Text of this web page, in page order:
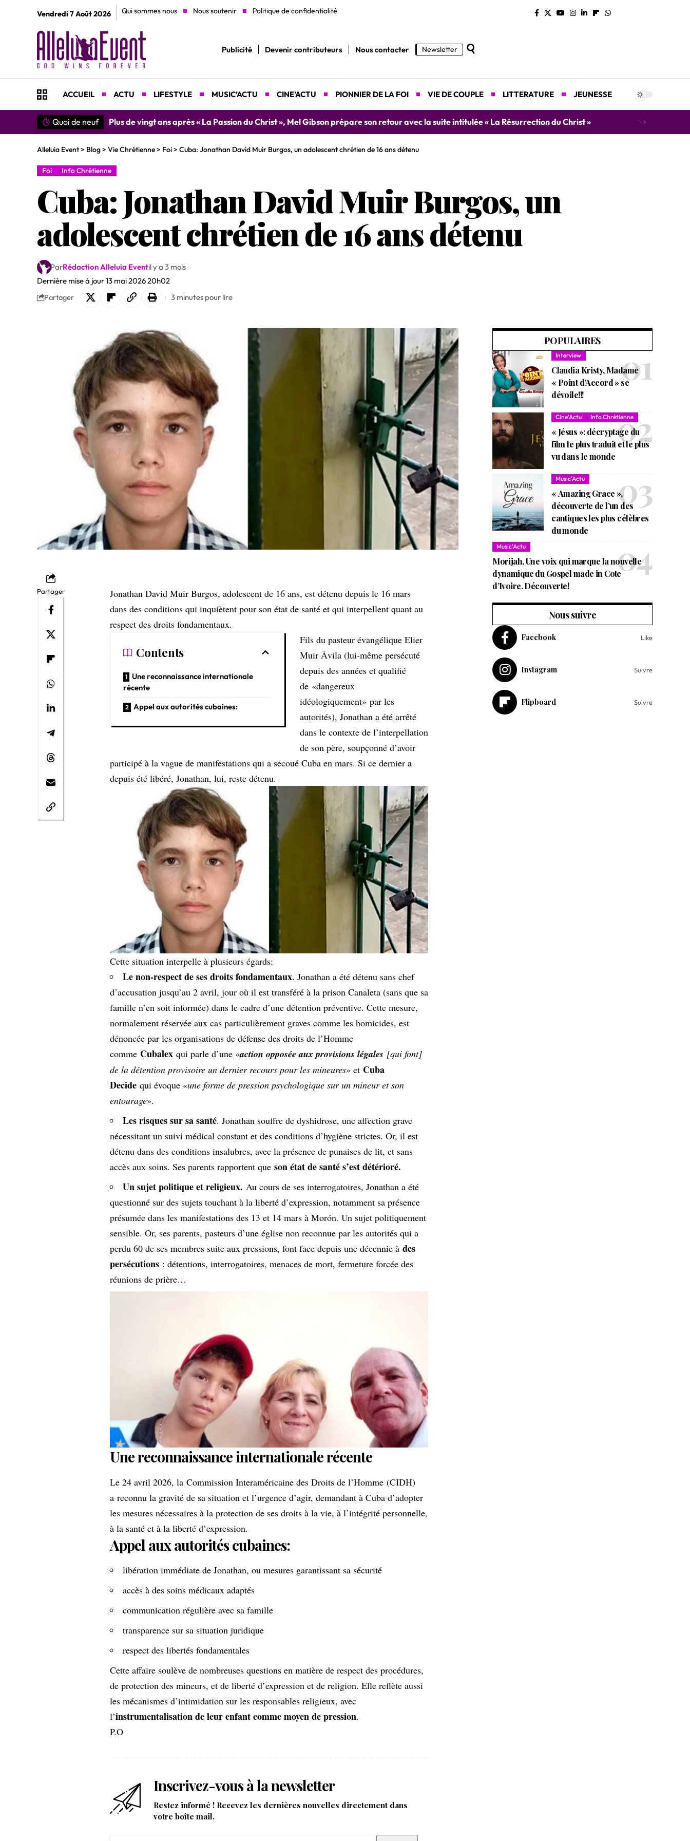
Vendredi 7 Août 2026 Qui sommes nous Nous soutenir Politique de confidentialité
Publicité Devenir contributeurs Nous contacter Newsletter
ACCUEIL ACTU LIFESTYLE MUSIC’ACTU CINE’ACTU PIONNIER DE LA FOI VIE DE COUPLE LITTERATURE JEUNESSE
Quoi de neuf »SIMPLEMENT MERCI » : Chantre Lyah donne rendez-vous le 9 août prochain à Abidjan pour un concert caritatif au profit des orphelins
Alleluia Event> Blog> Vie Chrétienne> Foi> Cuba: Jonathan David Muir Burgos, un adolescent chrétien de 16 ans détenu
Foi Info Chrétienne
Cuba: Jonathan David Muir Burgos, un
adolescent chrétien de 16 ans détenu
Dernière mise à jour 13 mai 2026 20h02
ParRédaction Alleluia Eventil y a 3 mois
Partager 3 minutes pour lire
Partager
Jonathan David Muir Burgos, adolescent de 16 ans, est détenu depuis le 16 mars
dans des conditions qui inquiètent pour son état de santé et qui interpellent quant au
respect des droits fondamentaux.
Contents
Une reconnaissance internationale
récente
Appel aux autorités cubaines:
Fils du pasteur évangélique Elier
Muir Ávila (lui-même persécuté
depuis des années et qualifié
de «dangereux
idéologiquement»par les
autorités), Jonathan a été arrêté
dans le contexte de l’interpellation
de son père, soupçonné d’avoir
participé à la vague de manifestations qui a secoué Cuba en mars. Si ce dernier a
depuis été libéré, Jonathan, lui, reste détenu.
Cette situation interpelle à plusieurs égards:
Le non-respect de ses droits fondamentaux. Jonathan a été détenu sans chef
d’accusation jusqu’au 2 avril, jour où il est transféré à la prison Canaleta (sans que sa
famille n’en soit informée) dans le cadre d’une détention préventive. Cette mesure,
normalement réservée aux cas particulièrement graves comme les homicides, est
dénoncée par les organisations de défense des droits de l’Homme
comme Cubalex qui parle d’une «action opposée aux provisions légales [qui font]
de la détention provisoire un dernier recours pour les mineures» et Cuba
Decide qui évoque «une forme de pression psychologique sur un mineur et son
entourage».
Les risques sur sa santé. Jonathan souffre de dyshidrose, une affection grave
nécessitant un suivi médical constant et des conditions d’hygiène strictes. Or, il est
détenu dans des conditions insalubres, avec la présence de punaises de lit, et sans
accès aux soins. Ses parents rapportent queson état de santé s’est détérioré.
Un sujet politique et religieux. Au cours de ses interrogatoires, Jonathan a été
questionné sur des sujets touchant à la liberté d’expression, notamment sa présence
présumée dans les manifestations des 13 et 14 mars à Morón. Un sujet politiquement
sensible. Or, ses parents, pasteurs d’une église non reconnue par les autorités qui a
perdu 60 de ses membres suite aux pressions, font face depuis une décennie àdes
persécutions : détentions, interrogatoires, menaces de mort, fermeture forcée des
réunions de prière…
Une reconnaissance internationale récente
Le 24 avril 2026, laCommission Interaméricaine des Droits de l’Homme (CIDH)
areconnu la gravité de sa situation et l’urgence d’agir, demandant à Cuba d’adopter
les mesures nécessaires à la protection de ses droits à la vie, à l’intégrité personnelle,
à la santé et à la liberté d’expression.
Appel aux autorités cubaines:
libération immédiate de Jonathan, ou mesures garantissant sa sécurité
accès à des soins médicaux adaptés
communication régulière avec sa famille
transparence sur sa situation juridique
respect des libertés fondamentales
Cette affaire soulève de nombreuses questions en matière de respect des procédures,
de protection des mineurs, et de liberté d’expression et de religion. Elle reflète aussi
les mécanismes d’intimidation sur les responsables religieux, avec
l’instrumentalisation de leur enfant comme moyen de pression.
P.O
Inscrivez-vous à la newsletter
Restez informé ! Recevez les dernières nouvelles directement dans
votre boîte mail.
POPULAIRES
Interview
Claudia Kristy, Madame
« Point d’Accord » se
dévoile!!!
Cine'Actu Info Chrétienne
« Jésus »: décryptage du
film le plus traduit et le plus
vu dans le monde
Music'Actu
« Amazing Grace »,
découverte de l’un des
cantiques les plus célèbres
du monde
Music'Actu
Morijah, Une voix qui marque la nouvelle
dynamique du Gospel made in Cote
d’Ivoire. Découverte!
Nous suivre
Facebook Like
Instagram Suivre
Flipboard Suivre